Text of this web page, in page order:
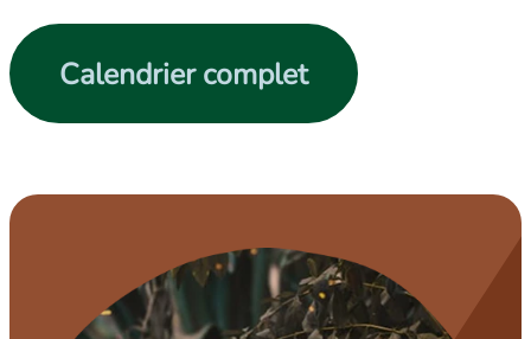
Calendrier complet